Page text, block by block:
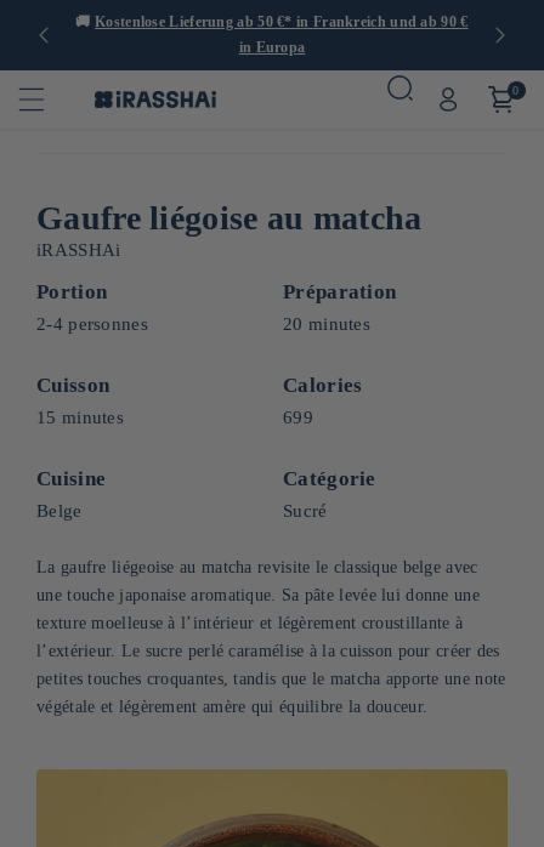
🚚Kostenlose Lieferung ab 50 €* in Frankreich und ab 90 €
in Europa
0
Gaufre liégoise au matcha
iRASSHAi
Portion
2-4 personnes
Préparation
20 minutes
Cuisson
15 minutes
Calories
699
Cuisine
Belge
Catégorie
Sucré
La gaufre liégeoise au matcha revisite le classique belge avec
une touche japonaise aromatique. Sa pâte levée lui donne une
texture moelleuse à l’intérieur et légèrement croustillante à
l’extérieur. Le sucre perlé caramélise à la cuisson pour créer des
petites touches croquantes, tandis que le matcha apporte une note
végétale et légèrement amère qui équilibre la douceur.